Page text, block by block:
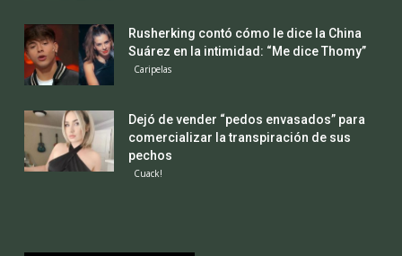
Rusherking contó cómo le dice la China
Suárez en la intimidad: “Me dice Thomy”
Caripelas
Dejó de vender “pedos envasados” para
comercializar la transpiración de sus
pechos
Cuack!